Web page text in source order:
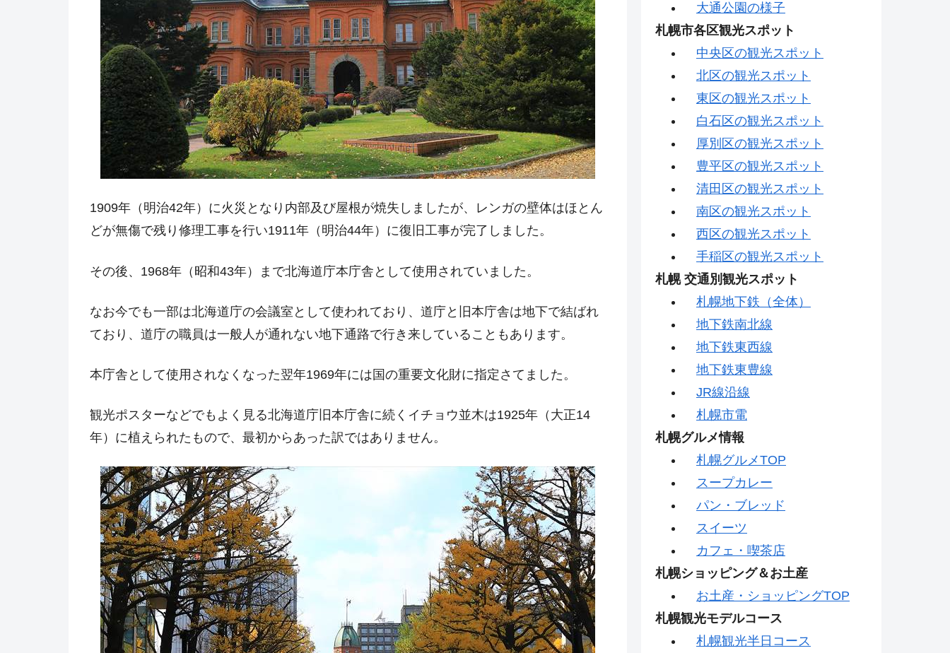
1909年（明治42年）に火災となり内部及び屋根が焼失しましたが、レンガの壁体はほとん
どが無傷で残り修理工事を行い1911年（明治44年）に復旧工事が完了しました。
その後、1968年（昭和43年）まで北海道庁本庁舎として使用されていました。
なお今でも一部は北海道庁の会議室として使われており、道庁と旧本庁舎は地下で結ばれ
ており、道庁の職員は一般人が通れない地下通路で行き来していることもあります。
本庁舎として使用されなくなった翌年1969年には国の重要文化財に指定さてました。
観光ポスターなどでもよく見る北海道庁旧本庁舎に続くイチョウ並木は1925年（大正14
年）に植えられたもので、最初からあった訳ではありません。
大通公園の様子
札幌市各区観光スポット
中央区の観光スポット
北区の観光スポット
東区の観光スポット
白石区の観光スポット
厚別区の観光スポット
豊平区の観光スポット
清田区の観光スポット
南区の観光スポット
西区の観光スポット
手稲区の観光スポット
札幌 交通別観光スポット
札幌地下鉄（全体）
地下鉄南北線
地下鉄東西線
地下鉄東豊線
JR線沿線
札幌市電
札幌グルメ情報
札幌グルメTOP
スープカレー
パン・ブレッド
スイーツ
カフェ・喫茶店
札幌ショッピング＆お土産
お土産・ショッピングTOP
札幌観光モデルコース
札幌観光半日コース